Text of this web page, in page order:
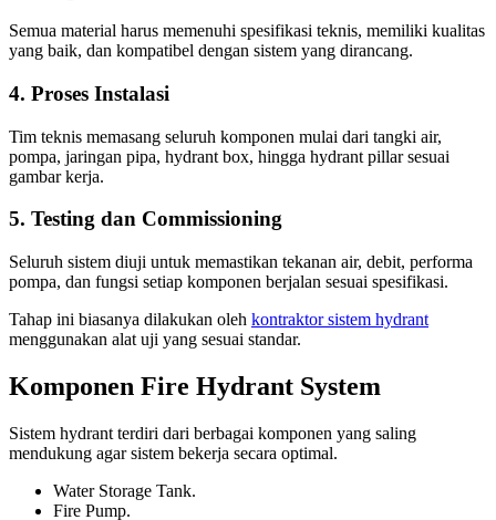
Semua material harus memenuhi spesifikasi teknis, memiliki kualitas
yang baik, dan kompatibel dengan sistem yang dirancang.
4. Proses Instalasi
Tim teknis memasang seluruh komponen mulai dari tangki air,
pompa, jaringan pipa, hydrant box, hingga hydrant pillar sesuai
gambar kerja.
5. Testing dan Commissioning
Seluruh sistem diuji untuk memastikan tekanan air, debit, performa
pompa, dan fungsi setiap komponen berjalan sesuai spesifikasi.
Tahap ini biasanya dilakukan oleh kontraktor sistem hydrant
menggunakan alat uji yang sesuai standar.
Komponen Fire Hydrant System
Sistem hydrant terdiri dari berbagai komponen yang saling
mendukung agar sistem bekerja secara optimal.
Water Storage Tank.
Fire Pump.